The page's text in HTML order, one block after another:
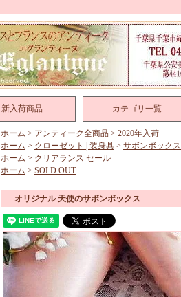
新入荷商品 カテゴリ一覧
ホーム > アンティーク全商品 > 2020年入荷
ホーム > クローゼット | 装身具 > サボンボックス
ホーム > クリアランス セール
ホーム > SOLD OUT
オリジナル 天使のサボンボックス